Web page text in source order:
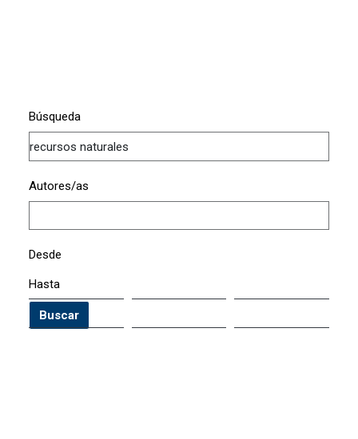
Búsqueda
Autores/as
Desde
Hasta
Buscar